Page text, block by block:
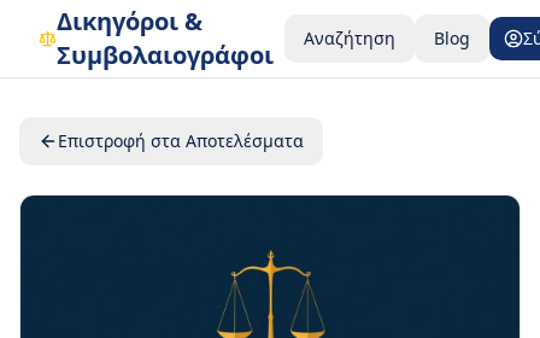
Δικηγόροι &
Συμβολαιογράφοι
Αναζήτηση Blog
Επιστροφή στα Αποτελέσματα